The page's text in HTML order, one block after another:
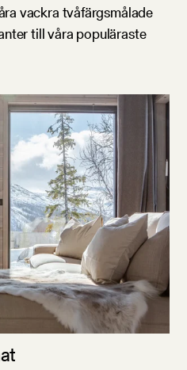
vackra tvåfärgsmålade
till våra populäraste